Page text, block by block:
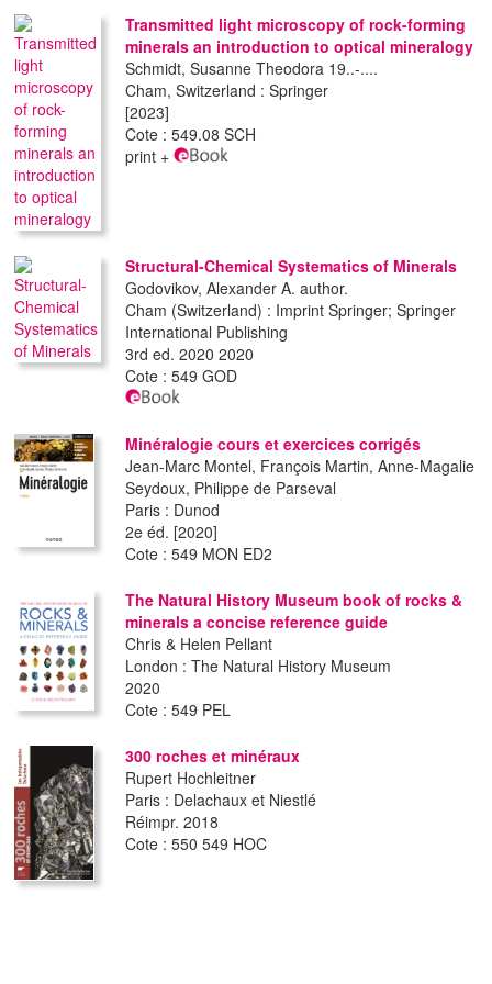
Transmitted light microscopy of rock-forming
minerals an introduction to optical mineralogy
Schmidt, Susanne Theodora 19..-....
Cham, Switzerland : Springer
[2023]
Cote : 549.08 SCH
print +
Structural-Chemical Systematics of Minerals
Godovikov, Alexander A. author.
Cham (Switzerland) : Imprint Springer; Springer
International Publishing
3rd ed. 2020 2020
Cote : 549 GOD
Minéralogie cours et exercices corrigés
Jean-Marc Montel, François Martin, Anne-Magalie
Seydoux, Philippe de Parseval
Paris : Dunod
2e éd. [2020]
Cote : 549 MON ED2
The Natural History Museum book of rocks &
minerals a concise reference guide
Chris & Helen Pellant
London : The Natural History Museum
2020
Cote : 549 PEL
300 roches et minéraux
Rupert Hochleitner
Paris : Delachaux et Niestlé
Réimpr. 2018
Cote : 550 549 HOC